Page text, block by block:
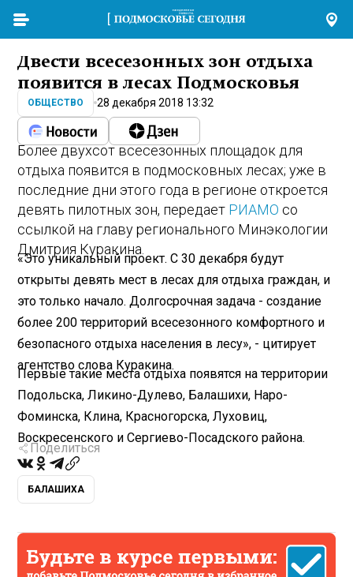
Двести всесезонных зон отдыха
появится в лесах Подмосковья
ОБЩЕСТВО 28 декабря 2018 13:32
Более двухсот всесезонных площадок для
отдыха появится в подмосковных лесах; уже в
последние дни этого года в регионе откроется
девять пилотных зон, передает РИАМО со
ссылкой на главу регионального Минэкологии
Дмитрия Куракина.
«Это уникальный проект. С 30 декабря будут
открыты девять мест в лесах для отдыха граждан, и
это только начало. Долгосрочная задача - создание
более 200 территорий всесезонного комфортного и
безопасного отдыха населения в лесу», - цитирует
агентство слова Куракина.
Первые такие места отдыха появятся на территории
Подольска, Ликино-Дулево, Балашихи, Наро-
Фоминска, Клина, Красногорска, Луховиц,
Воскресенского и Сергиево-Посадского района.
Поделиться
БАЛАШИХА